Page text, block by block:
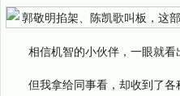
相信机智的小伙伴，一眼就看
但我拿给同事看，却收到了各